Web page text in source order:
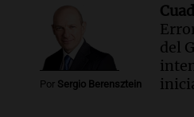
Por Sergio Berensztein
del